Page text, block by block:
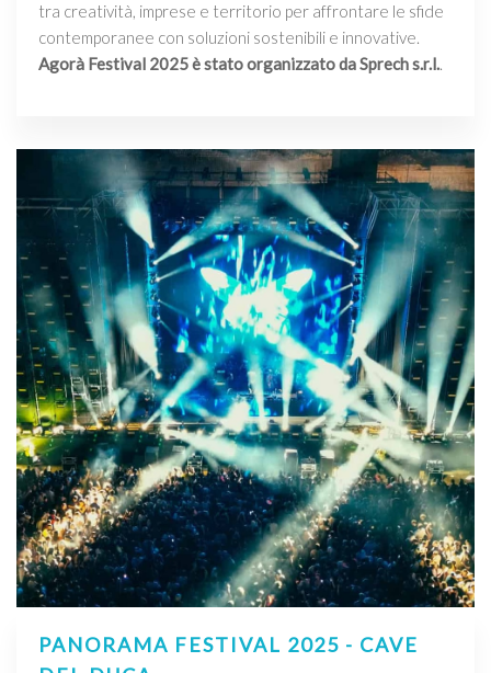
tra creatività, imprese e territorio per affrontare le sfide
contemporanee con soluzioni sostenibili e innovative.
Agorà Festival 2025 è stato organizzato da Sprech s.r.l..
PANORAMA FESTIVAL 2025 - CAVE